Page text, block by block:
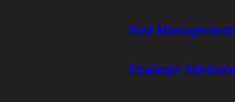
Risk Management
Strategic Advisory